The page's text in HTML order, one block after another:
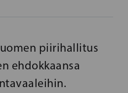
piirihallitus
ehdokkaansa